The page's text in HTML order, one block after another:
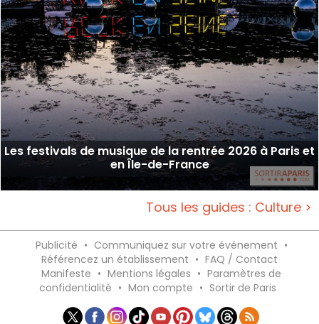
Les festivals de musique de la rentrée 2026 à Paris et
en Île-de-France
Tous les guides : Culture >
Publicité • Communiquez sur votre événement •
Référencez un établissement • FAQ / Contact
Manifeste • Mentions légales • Paramètres de
confidentialité • Mon compte • Sortir de Paris